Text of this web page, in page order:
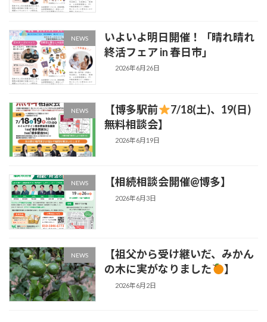
NEWS
いよいよ明日開催！「晴れ晴れ
終活フェア in 春日市」
2026年6月26日
NEWS 【博多駅前
7/18(土)、19(日)
無料相談会】
2026年6月19日
NEWS 【相続相談会開催@博多】
2026年6月3日
NEWS
【祖父から受け継いだ、みかん
の木に実がなりました
】
2026年6月2日